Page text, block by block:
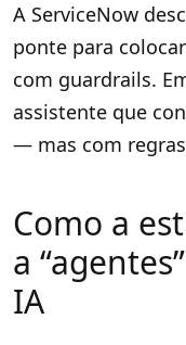
A ServiceNow
ponte para
com guardrails.
assistente que
— mas com
Como a
a
IA